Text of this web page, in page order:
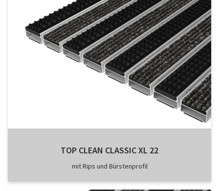
TOP CLEAN CLASSIC XL 22
mit Rips und Bürstenprofil